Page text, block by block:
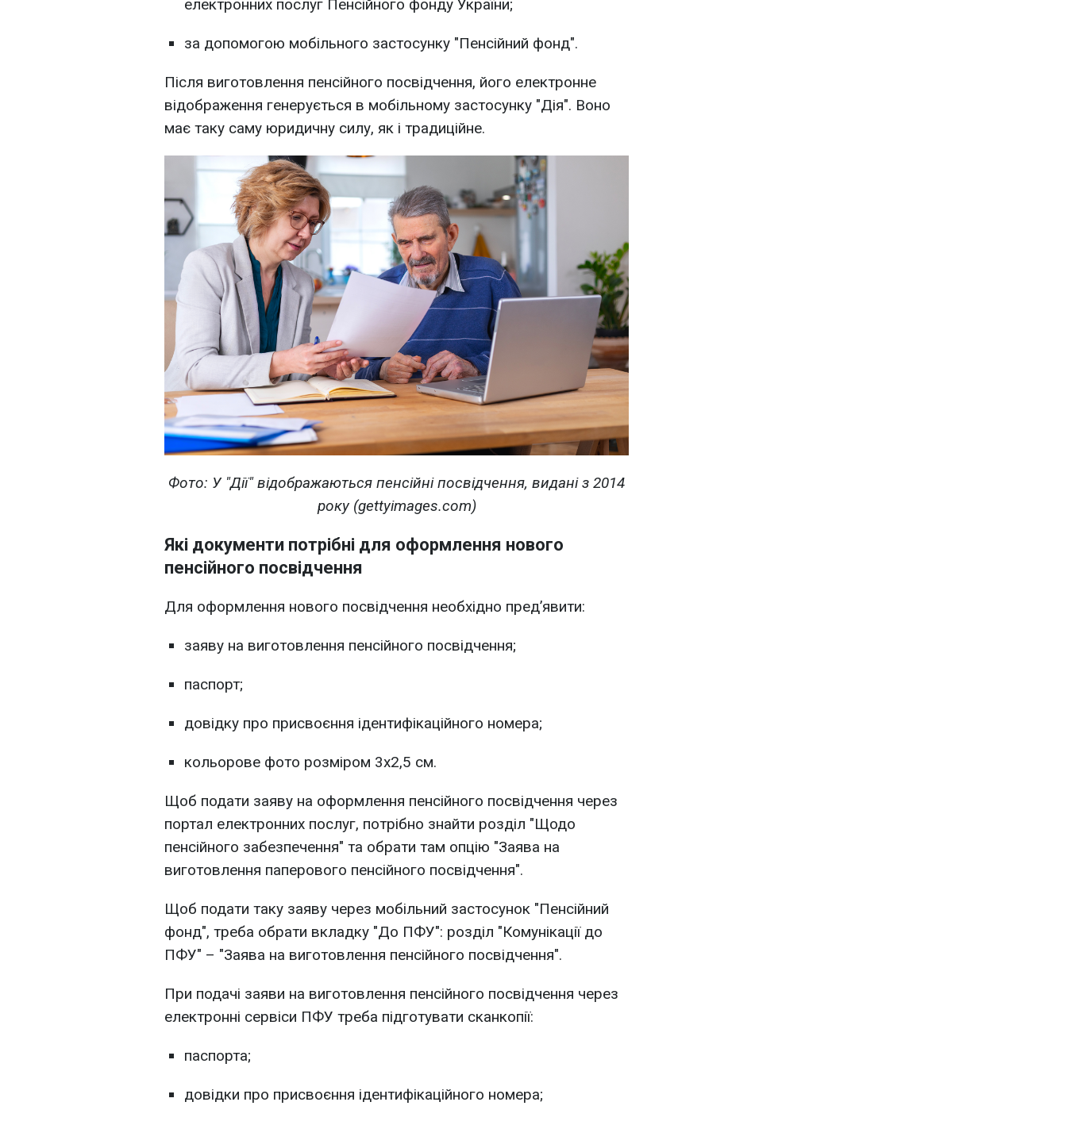
електронних послуг Пенсійного фонду України;
за допомогою мобільного застосунку "Пенсійний фонд".
Після виготовлення пенсійного посвідчення, його електронне
відображення генерується в мобільному застосунку "Дія". Воно
має таку саму юридичну силу, як і традиційне.
Фото: У "Дії" відображаються пенсійні посвідчення, видані з 2014
року (gettyimages.com)
Які документи потрібні для оформлення нового
пенсійного посвідчення
Для оформлення нового посвідчення необхідно пред’явити:
заяву на виготовлення пенсійного посвідчення;
паспорт;
довідку про присвоєння ідентифікаційного номера;
кольорове фото розміром 3х2,5 см.
Щоб подати заяву на оформлення пенсійного посвідчення через
портал електронних послуг, потрібно знайти розділ "Щодо
пенсійного забезпечення" та обрати там опцію "Заява на
виготовлення паперового пенсійного посвідчення".
Щоб подати таку заяву через мобільний застосунок "Пенсійний
фонд", треба обрати вкладку "До ПФУ": розділ "Комунікації до
ПФУ" – "Заява на виготовлення пенсійного посвідчення".
При подачі заяви на виготовлення пенсійного посвідчення через
електронні сервіси ПФУ треба підготувати сканкопії:
паспорта;
довідки про присвоєння ідентифікаційного номера;